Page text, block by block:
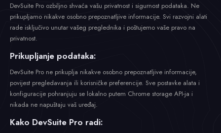
DevSuite Pro ozbiljno shvaća vašu privatnost i sigurnost podataka. Ne
prikupljamo nikakve osobno prepoznatljive informacije. Svi razvojni alati
rade isključivo unutar vašeg preglednika i poštujemo vaše pravo na
privatnost.
Prikupljanje podataka:
DevSuite Pro ne prikuplja nikakve osobno prepoznatljive informacije,
povijest pregledavanja ili korisničke preferencije. Sve postavke alata i
konfiguracije pohranjuju se lokalno putem Chrome storage API-ja i
nikada ne napuštaju vaš uređaj.
Kako DevSuite Pro radi: